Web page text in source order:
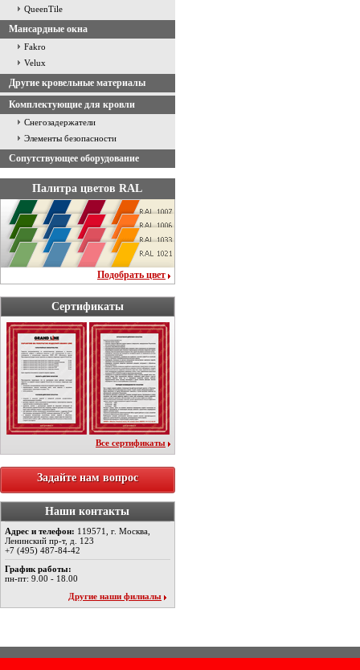
QueenTile
Мансардные окна
Fakro
Velux
Другие кровельные материалы
Комплектующие для кровли
Снегозадержатели
Элементы безопасности
Сопутствующее оборудование
Палитра цветов RAL
Подобрать цвет
Сертификаты
Все сертификаты
Задайте нам вопрос
Наши контакты
Адрес и телефон: 119571, г. Москва,
Ленинский пр-т, д. 123
+7 (495) 487-84-42
График работы:
пн-пт: 9.00 - 18.00
Другие наши филиалы